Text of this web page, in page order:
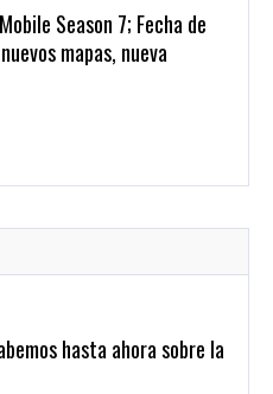
Season 7; Fecha de
mapas, nueva
2021 aparentemente
hasta ahora sobre la